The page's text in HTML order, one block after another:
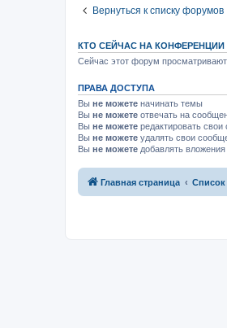
Вернуться к списку форумов
КТО СЕЙЧАС НА КОНФЕРЕНЦИИ
Сейчас этот форум
ПРАВА ДОСТУПА
Вы не можете начинать темы
Вы не можете отвечать на
Вы не можете редактировать
Вы не можете удалять свои
Вы не можете добавлять вложения
Главная страница